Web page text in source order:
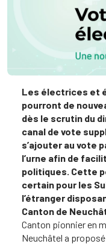
Les électrices et
pourront de
dès le scrutin du
canal de vote
s’ajouter au vote
l’urne afin de
politiques. Cette
certain pour les
l’étranger
Canton de
Canton pionnier en
Neuchâtel a